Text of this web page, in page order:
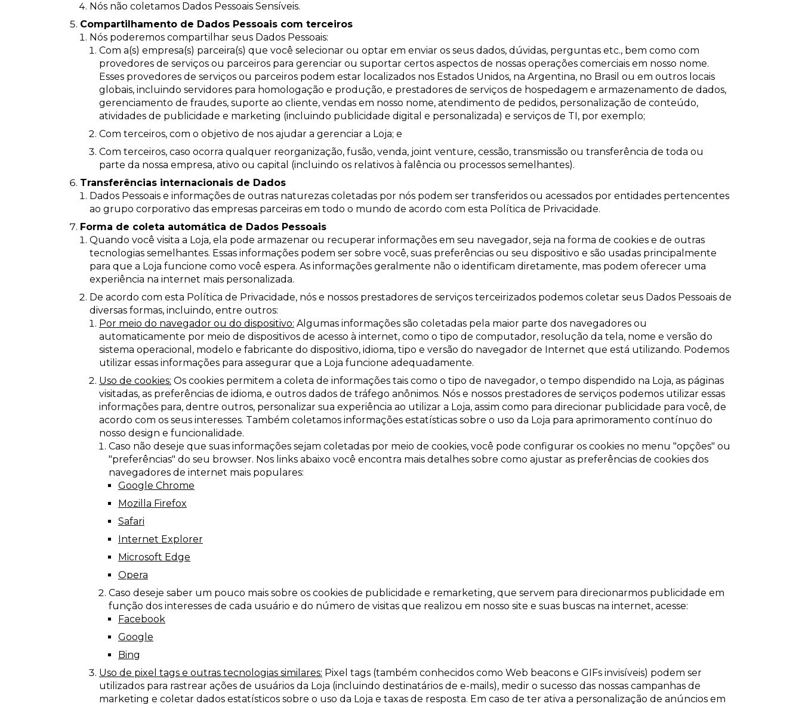
Nós não coletamos Dados Pessoais Sensíveis.
Compartilhamento de Dados Pessoais com terceiros
Nós poderemos compartilhar seus Dados Pessoais:
Com a(s) empresa(s) parceira(s) que você selecionar ou optar em enviar os seus dados, dúvidas, perguntas etc., bem como com
provedores de serviços ou parceiros para gerenciar ou suportar certos aspectos de nossas operações comerciais em nosso nome.
Esses provedores de serviços ou parceiros podem estar localizados nos Estados Unidos, na Argentina, no Brasil ou em outros locais
globais, incluindo servidores para homologação e produção, e prestadores de serviços de hospedagem e armazenamento de dados,
gerenciamento de fraudes, suporte ao cliente, vendas em nosso nome, atendimento de pedidos, personalização de conteúdo,
atividades de publicidade e marketing (incluindo publicidade digital e personalizada) e serviços de TI, por exemplo;
Com terceiros, com o objetivo de nos ajudar a gerenciar a Loja; e
Com terceiros, caso ocorra qualquer reorganização, fusão, venda, joint venture, cessão, transmissão ou transferência de toda ou
parte da nossa empresa, ativo ou capital (incluindo os relativos à falência ou processos semelhantes).
Transferências internacionais de Dados
Dados Pessoais e informações de outras naturezas coletadas por nós podem ser transferidos ou acessados por entidades pertencentes
ao grupo corporativo das empresas parceiras em todo o mundo de acordo com esta Política de Privacidade.
Forma de coleta automática de Dados Pessoais
Quando você visita a Loja, ela pode armazenar ou recuperar informações em seu navegador, seja na forma de cookies e de outras
tecnologias semelhantes. Essas informações podem ser sobre você, suas preferências ou seu dispositivo e são usadas principalmente
para que a Loja funcione como você espera. As informações geralmente não o identificam diretamente, mas podem oferecer uma
experiência na internet mais personalizada.
De acordo com esta Política de Privacidade, nós e nossos prestadores de serviços terceirizados podemos coletar seus Dados Pessoais de
diversas formas, incluindo, entre outros:
Por meio do navegador ou do dispositivo: Algumas informações são coletadas pela maior parte dos navegadores ou
automaticamente por meio de dispositivos de acesso à internet, como o tipo de computador, resolução da tela, nome e versão do
sistema operacional, modelo e fabricante do dispositivo, idioma, tipo e versão do navegador de Internet que está utilizando. Podemos
utilizar essas informações para assegurar que a Loja funcione adequadamente.
Uso de cookies: Os cookies permitem a coleta de informações tais como o tipo de navegador, o tempo dispendido na Loja, as páginas
visitadas, as preferências de idioma, e outros dados de tráfego anônimos. Nós e nossos prestadores de serviços podemos utilizar essas
informações para, dentre outros, personalizar sua experiência ao utilizar a Loja, assim como para direcionar publicidade para você, de
acordo com os seus interesses. Também coletamos informações estatísticas sobre o uso da Loja para aprimoramento contínuo do
nosso design e funcionalidade.
Caso não deseje que suas informações sejam coletadas por meio de cookies, você pode configurar os cookies no menu "opções" ou
"preferências" do seu browser. Nos links abaixo você encontra mais detalhes sobre como ajustar as preferências de cookies dos
navegadores de internet mais populares:
Google Chrome
Mozilla Firefox
Safari
Internet Explorer
Microsoft Edge
Opera
Caso deseje saber um pouco mais sobre os cookies de publicidade e remarketing, que servem para direcionarmos publicidade em
função dos interesses de cada usuário e do número de visitas que realizou em nosso site e suas buscas na internet, acesse:
Facebook
Google
Bing
Uso de pixel tags e outras tecnologias similares: Pixel tags (também conhecidos como Web beacons e GIFs invisíveis) podem ser
utilizados para rastrear ações de usuários da Loja (incluindo destinatários de e-mails), medir o sucesso das nossas campanhas de
marketing e coletar dados estatísticos sobre o uso da Loja e taxas de resposta. Em caso de ter ativa a personalização de anúncios em